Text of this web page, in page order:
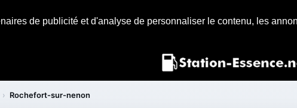
de publicité et d'analyse de personnaliser le contenu, les
› Rochefort-sur-nenon